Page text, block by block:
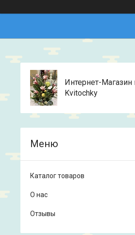
Интернет-
Kvitochky
Каталог товаров
О нас
Отзывы